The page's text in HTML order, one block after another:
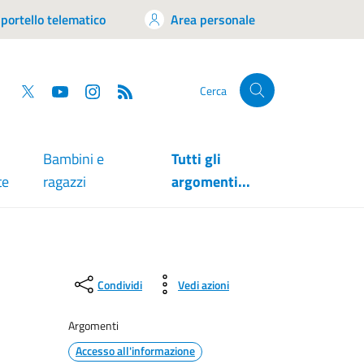
telematico Area personale
Facebook
Twitter YouTube Cerca
Bambini e
ragazzi
Tutti gli
argomenti...
Condividi Vedi azioni
Argomenti
Accesso all'informazione